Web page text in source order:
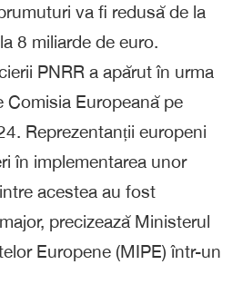
va fi redusă de la
8 miliarde de euro.
PNRR a apărut în urma
Comisia Europeană pe
Reprezentanții europeni
în implementarea unor
acestea au fost
precizează Ministerul
Europene (MIPE) într-un